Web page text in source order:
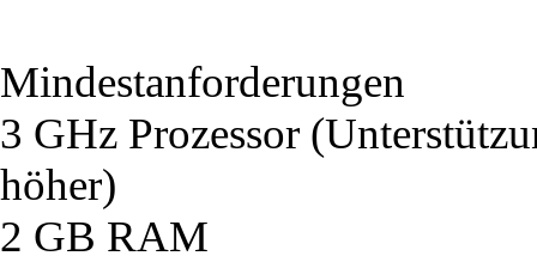
Mindestanforderungen
3 GHz Prozessor
höher)
2 GB RAM